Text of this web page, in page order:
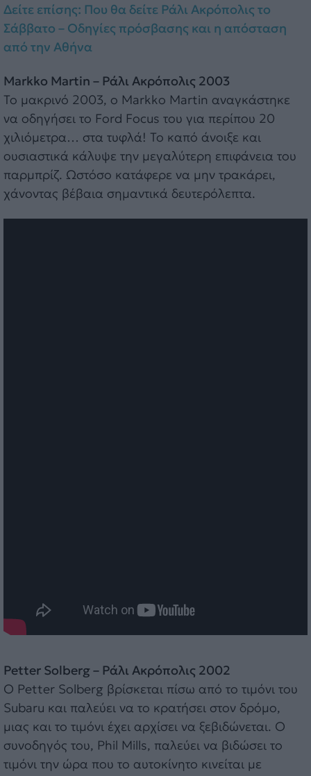
Δείτε επίσης: Που θα δείτε Ράλι Ακρόπολις το
Σάββατο – Οδηγίες πρόσβασης και η απόσταση
από την Αθήνα
Markko Martin – Ράλι Ακρόπολις 2003
Το μακρινό 2003, ο Markko Martin αναγκάστηκε
να οδηγήσει το Ford Focus του για περίπου 20
χιλιόμετρα… στα τυφλά! Το καπό άνοιξε και
ουσιαστικά κάλυψε την μεγαλύτερη επιφάνεια του
παρμπρίζ. Ωστόσο κατάφερε να μην τρακάρει,
χάνοντας βέβαια σημαντικά δευτερόλεπτα.
Petter Solberg – Ράλι Ακρόπολις 2002
Ο Petter Solberg βρίσκεται πίσω από το τιμόνι του
Subaru και παλεύει να το κρατήσει στον δρόμο,
μιας και το τιμόνι έχει αρχίσει να ξεβιδώνεται. Ο
συνοδηγός του, Phil Mills, παλεύει να βιδώσει το
τιμόνι την ώρα που το αυτοκίνητο κινείται με